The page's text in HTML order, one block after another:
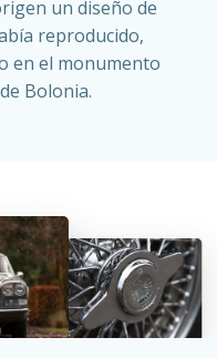
un diseño de
reproducido,
en el monumento
Bolonia.